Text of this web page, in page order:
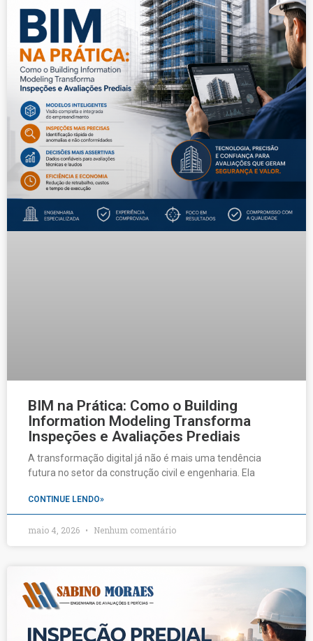
BIM na Prática: Como o Building
Information Modeling Transforma
Inspeções e Avaliações Prediais
A transformação digital já não é mais uma tendência
futura no setor da construção civil e engenharia. Ela
CONTINUE LENDO»
maio 4, 2026 Nenhum comentário